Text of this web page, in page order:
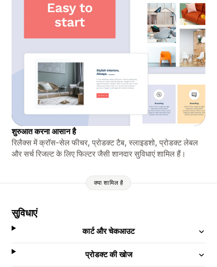
शुरुआत करना आसान है
रिलैक्स में क्रॉस-सेल फीचर, प्रोडक्ट टैब, स्लाइडशो, प्रोडक्ट लेबल
और सर्च रिजल्ट के लिए फिल्टर जैसी शानदार सुविधाएं शामिल हैं।
क्या शामिल है
सुविधाएं
कार्ट और चेकआउट
प्रोडक्ट की खोज